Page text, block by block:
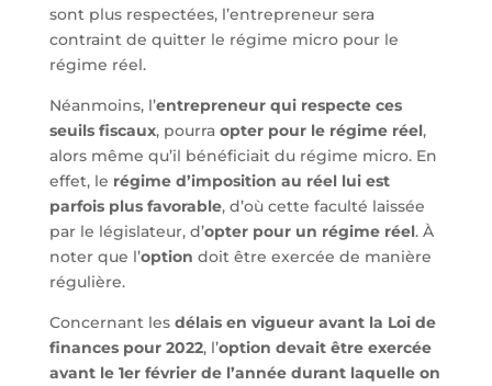
sont plus respectées, l’entrepreneur sera
contraint de quitter le régime micro pour le
régime réel.
Néanmoins, l’entrepreneur qui respecte ces
seuils fiscaux, pourra opter pour le régime réel,
alors même qu’il bénéficiait du régime micro. En
effet, le régime d’imposition au réel lui est
parfois plus favorable, d’où cette faculté laissée
par le législateur, d’opter pour un régime réel. À
noter que l’option doit être exercée de manière
régulière.
Concernant les délais en vigueur avant la Loi de
finances pour 2022, l’option devait être exercée
avant le 1er février de l’année durant laquelle on